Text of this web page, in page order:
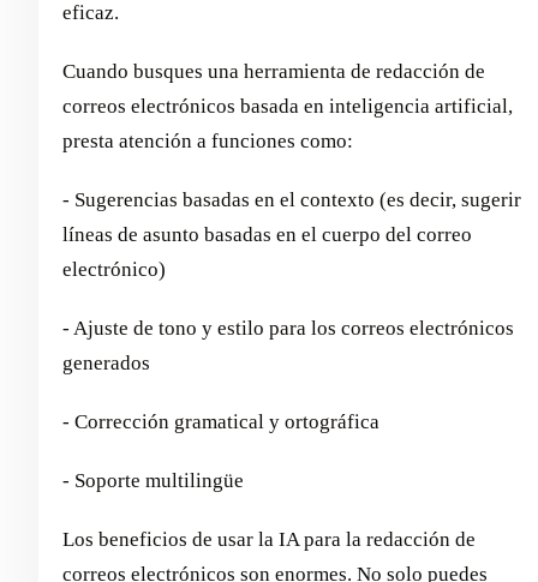
eficaz.
Cuando busques una herramienta de redacción de
correos electrónicos basada en inteligencia artificial,
presta atención a funciones como:
- Sugerencias basadas en el contexto (es decir, sugerir
líneas de asunto basadas en el cuerpo del correo
electrónico)
- Ajuste de tono y estilo para los correos electrónicos
generados
- Corrección gramatical y ortográfica
- Soporte multilingüe
Los beneficios de usar la IA para la redacción de
correos electrónicos son enormes. No solo puedes